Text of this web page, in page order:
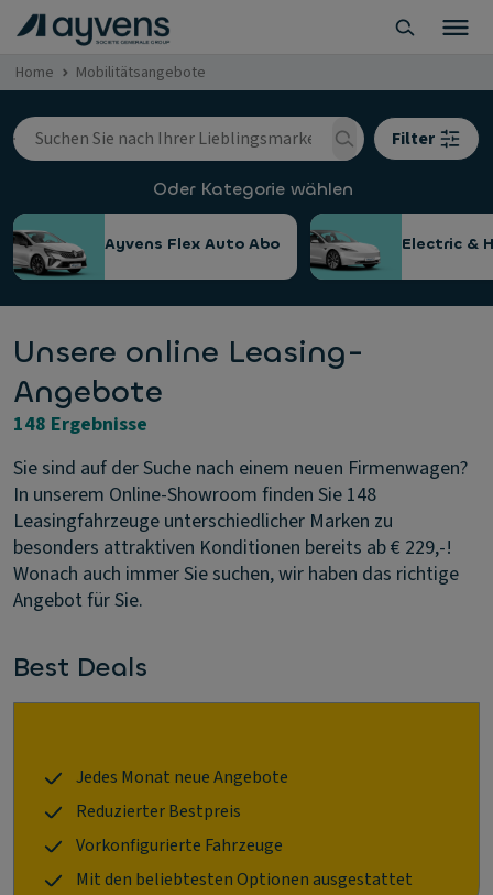
Home Mobilitätsangebote
Filter
Oder Kategorie wählen
Ayvens Flex Auto Abo Electric &
Unsere online Leasing-
Angebote
148 Ergebnisse
Sie sind auf der Suche nach einem neuen Firmenwagen?
In unserem Online-Showroom finden Sie 148
Leasingfahrzeuge unterschiedlicher Marken zu
besonders attraktiven Konditionen bereits ab € 229,-!
Wonach auch immer Sie suchen, wir haben das richtige
Angebot für Sie.
Best Deals
Jedes Monat neue Angebote
Reduzierter Bestpreis
Vorkonfigurierte Fahrzeuge
Mit den beliebtesten Optionen ausgestattet